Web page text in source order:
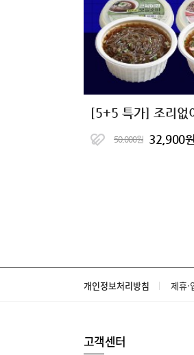
50,000원 32,900원
개인정보처리방침 제휴·
고객센터